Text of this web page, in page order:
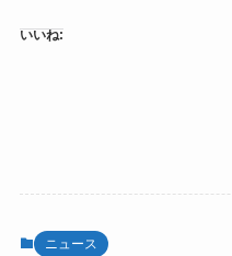
いいね:
ニュース